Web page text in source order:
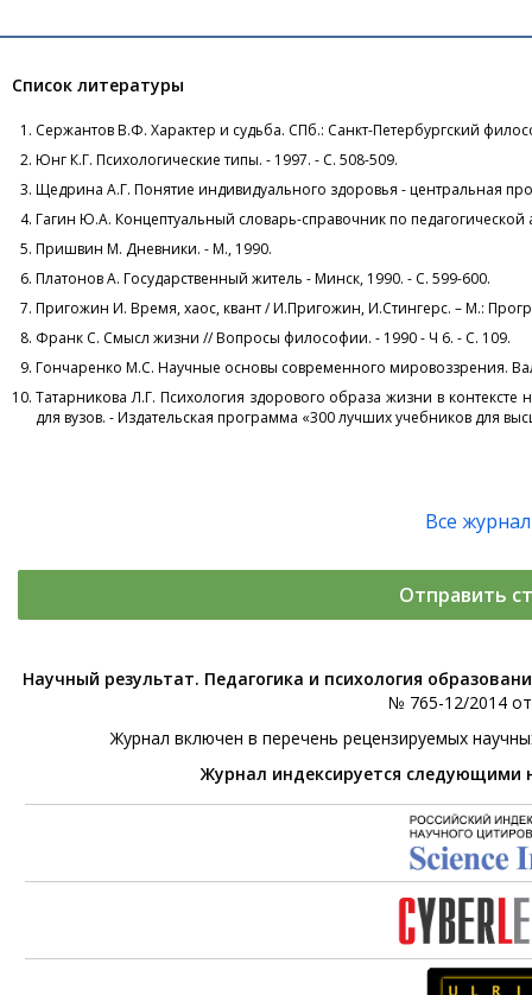
Список литературы
Сержантов В.Ф. Характер и судьба. СПб.: Санкт-Петербургский
Юнг К.Г. Психологические типы. - 1997. - С. 508-509.
Щедрина А.Г. Понятие индивидуального здоровья - центральная
Гагин Ю.А. Концептуальный словарь-справочник по
Пришвин М. Дневники. - М., 1990.
Платонов А. Государственный житель - Минск, 1990. - С. 599-600.
Пригожин И. Время, хаос, квант / И.Пригожин, И.Стингерс. – М.:
Франк С. Смысл жизни // Вопросы философии. - 1990 - Ч 6. - С. 109.
Гончаренко М.С. Научные основы современного мировоззрения.
Татарникова Л.Г. Психология здорового образа жизни в
для вузов. - Издательская программа «300 лучших учебников для
Все
Отправить
Научный результат. Педагогика и психология
№ 765-12/2014
Журнал включен в перечень рецензируемых
Журнал индексируется